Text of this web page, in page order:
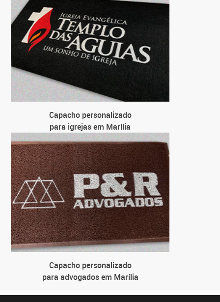
Capacho personalizado
para igrejas em Marília
Capacho personalizado
para advogados em Marília